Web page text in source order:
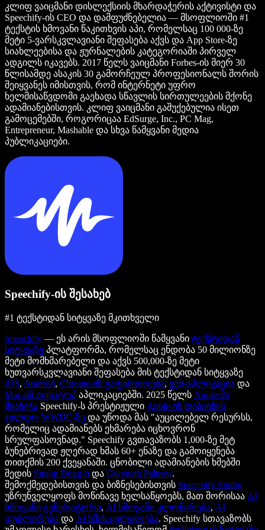
კლიფ ვაიცმანი დისლექსიის მხარდაჭერის აქტივისტი და
Speechify-ის CEO და დამფუძნებელია — მსოფლიოში #1
ტექსტის ხმოვანი წაკითხვის აპი, რომელსაც 100 000-ზე
მეტი 5-ვარსკვლავიანი შეფასება აქვს და App Store-ზე
სიახლეებისა და ჟურნალების კატეგორიაში პირველ
ადგილს იკავებს. 2017 წელს ვაიცმანი Forbes-ის მიერ 30
წლისამდე ასაკის 30 გამორჩეულ პროფესიონალს შორის
შეიყვანეს იმისთვის, რომ ინტერნეტი უფრო
ხელმისაწვდომი გაეხადა სწავლის სირთულეების მქონე
ადამიანებისთვის. კლიფ ვაიცმანი გაშუქებულია ისეთ
გამოცემებში, როგორიცაა EdSurge, Inc., PC Mag,
Entrepreneur, Mashable და სხვა წამყვანი მედია
პუბლიკაციები.
Speechify-ის შესახებ
#1 ტექსტიდან სიტყვაზე მკითხველი
Speechify — ეს არის მსოფლიოში წამყვანი ტექსტიდან
სიტყვაზე პლატფორმა, რომელსაც ენდობა 50 მილიონზე
მეტი მომხმარებელი და აქვს 500,000-ზე მეტი
ხუთვარსკვლავიანი შეფასება მის ტექსტიდან სიტყვაზე
iOS, Android, Chrome-ის გაფართოება, ვებ-აპლიკაცია და
Mac-ის დესკტოპ აპლიკაციებში. 2025 წელს Apple-მა
მიანიჭა Speechify-ს პრესტიჟული Apple-ის დიზაინის
ჯილდო WWDC-ზე და უწოდა მას "აუცილებელ რესურსს,
რომელიც ადამიანებს ეხმარება იცხოვრონ
სრულფასოვნად." Speechify გვთავაზობს 1,000-ზე მეტ
ბუნებრივად ჟღერად ხმას 60+ ენაზე და გამოიყენება
თითქმის 200 ქვეყანაში. ცნობილი ადამიანების ხმებში
შედის Snoop Dogg-ი და Gwyneth Paltrow.
შემოქმედებისთვის და ბიზნესებისთვის Speechify Studio
უზრუნველყოფს მოწინავე ხელსაწყოებს, მათ შორისაა AI
ხმოვანი გენერატორი, AI ხმოვანი კლონირება, AI
დუბლირება და AI ხმის ცვლილება. Speechify სთავაზობს